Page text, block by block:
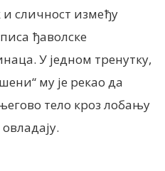
сличност између
ђаволске
У једном тренутку,
му је рекао да
тело кроз лобању